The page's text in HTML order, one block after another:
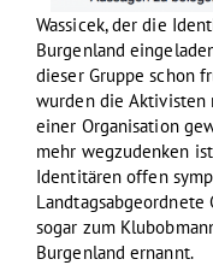
Wassicek, der die
Burgenland
dieser Gruppe schon
wurden die Aktivisten
einer Organisation
mehr wegzudenken
Identitären offen
sogar zum
Burgenland ernannt.